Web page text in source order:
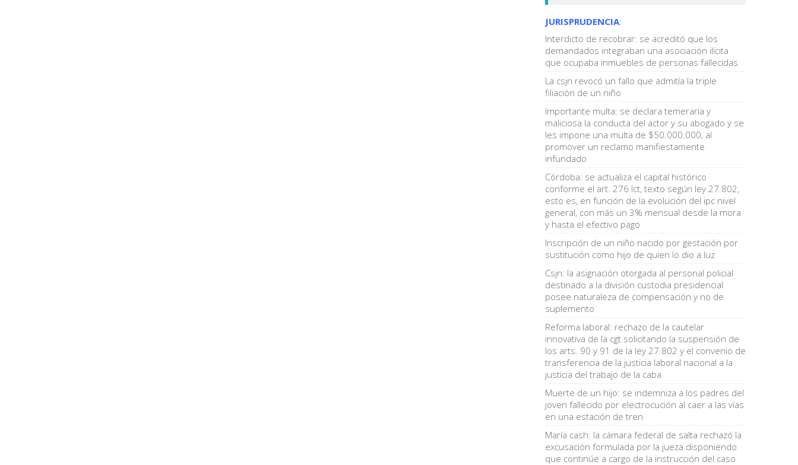
JURISPRUDENCIA:
Interdicto de recobrar: se acreditó que los
demandados integraban una asociación ilícita
que ocupaba inmuebles de personas fallecidas
La csjn revocó un fallo que admitía la triple
filiación de un niño
Importante multa: se declara temeraria y
maliciosa la conducta del actor y su abogado y se
les impone una multa de $50.000.000, al
promover un reclamo manifiestamente
infundado
Córdoba: se actualiza el capital histórico
conforme el art. 276 lct, texto según ley 27.802,
esto es, en función de la evolución del ipc nivel
general, con más un 3% mensual desde la mora
y hasta el efectivo pago
Inscripción de un niño nacido por gestación por
sustitución como hijo de quien lo dio a luz
Csjn: la asignación otorgada al personal policial
destinado a la división custodia presidencial
posee naturaleza de compensación y no de
suplemento
Reforma laboral: rechazo de la cautelar
innovativa de la cgt solicitando la suspensión de
los arts. 90 y 91 de la ley 27.802 y el convenio de
transferencia de la justicia laboral nacional a la
justicia del trabajo de la caba
Muerte de un hijo: se indemniza a los padres del
joven fallecido por electrocución al caer a las vías
en una estación de tren
María cash: la cámara federal de salta rechazó la
excusación formulada por la jueza disponiendo
que continúe a cargo de la instrucción del caso